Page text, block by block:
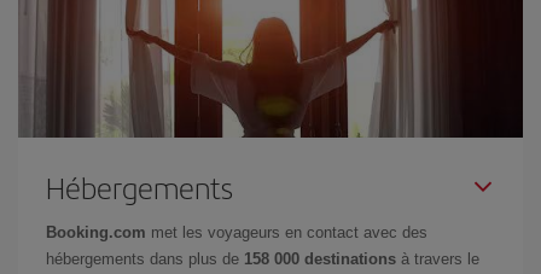
Hébergements
Booking.com met les voyageurs en contact avec des
hébergements dans plus de 158 000 destinations à travers le